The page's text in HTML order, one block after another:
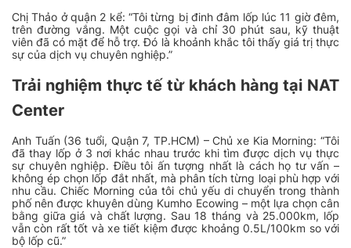
Chị Thảo ở quận 2 kể: “Tôi từng bị đinh đâm lốp lúc 11 giờ đêm,
trên đường vắng. Một cuộc gọi và chỉ 30 phút sau, kỹ thuật
viên đã có mặt để hỗ trợ. Đó là khoảnh khắc tôi thấy giá trị thực
sự của dịch vụ chuyên nghiệp.”
Trải nghiệm thực tế từ khách hàng tại NAT
Center
Anh Tuấn (36 tuổi, Quận 7, TP.HCM) – Chủ xe Kia Morning: “Tôi
đã thay lốp ở 3 nơi khác nhau trước khi tìm được dịch vụ thực
sự chuyên nghiệp. Điều tôi ấn tượng nhất là cách họ tư vấn –
không ép chọn lốp đắt nhất, mà phân tích từng loại phù hợp với
nhu cầu. Chiếc Morning của tôi chủ yếu di chuyển trong thành
phố nên được khuyên dùng Kumho Ecowing – một lựa chọn cân
bằng giữa giá và chất lượng. Sau 18 tháng và 25.000km, lốp
vẫn còn rất tốt và xe tiết kiệm được khoảng 0.5L/100km so với
bộ lốp cũ.”